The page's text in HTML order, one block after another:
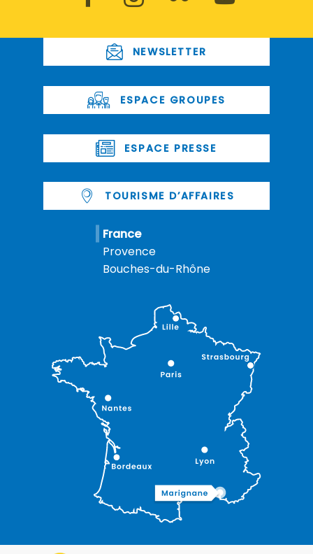
NEWSLETTER
ESPACE GROUPES
ESPACE PRESSE
TOURISME D’AFFAIRES
France
Provence
Bouches-du-Rhône